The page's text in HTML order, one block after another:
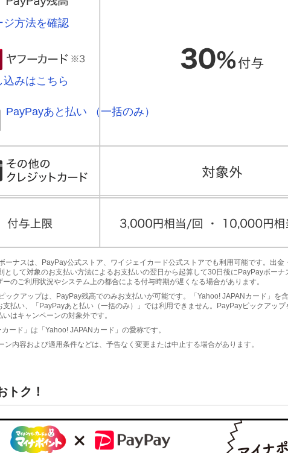
ジ方法を確認
込みはこちら
PayPayあと払い （一括のみ）
ーナスは、PayPay公式ストア、ワイジェイカード公式ストアでも利用可能です。出金
として対象のお支払い方法によるお支払いの翌日から起算して30日後にPayPayボーナ
ーのご利用状況やシステム上の都合による付与時期が遅くなる場合があります。
ックアップは、PayPay残高でのみお支払いが可能です。「Yahoo! JAPANカード」を
支払い、「PayPayあと払い（一括のみ）」では利用できません。PayPayピックアップ
いはキャンペーンの対象外です。
ード」は「Yahoo! JAPANカード」の愛称です。
ン内容および適用条件などは、予告なく変更または中止する場合があります。
トク！